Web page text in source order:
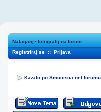
Nalaganje fotografij na forum
Registriraj se :: Prijava
Kazalo po Smucisca.net forumu